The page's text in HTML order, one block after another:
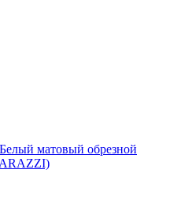
матовый обрезной